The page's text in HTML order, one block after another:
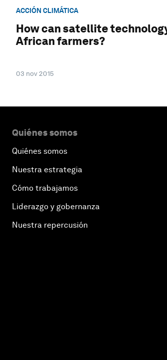
ACCIÓN CLIMÁTICA
How can satellite
African farmers?
03 nov 2015
Quiénes somos
Quiénes somos
Nuestra estrategia
Cómo trabajamos
Liderazgo y gobernanza
Nuestra repercusión